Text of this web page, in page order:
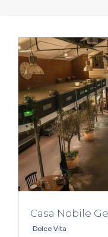
Casa Nobile
Dolce Vita